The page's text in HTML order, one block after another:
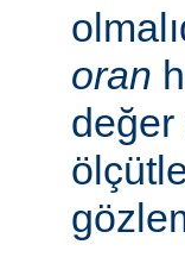
oran
değer